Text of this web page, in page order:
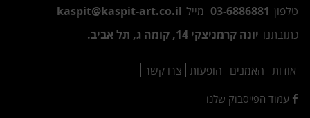
טלפון 03-6886881 מייל kaspit@kaspit-art.co.il
כתובתנו יונה קרמניצקי 14, קומה ג, תל אביב.
אודות האמנים הופעות צרו קשר
עמוד הפייסבוק שלנו